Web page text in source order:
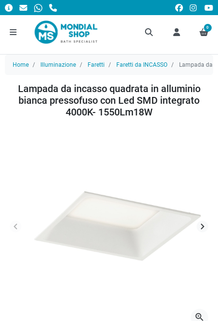
0
Home Illuminazione Faretti Faretti da INCASSO Lampada da
Lampada da incasso quadrata in alluminio
bianca pressofuso con Led SMD integrato
4000K- 1550Lm18W
Precedente
keyboard_arrow_left keyboard_arrow_right
zoom_in